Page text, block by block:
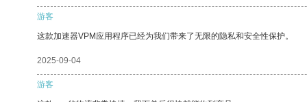
游客
这款加速器VPM应用程序已经为我们带来了无限的隐私和安全性保护。
2025-09-04
游客